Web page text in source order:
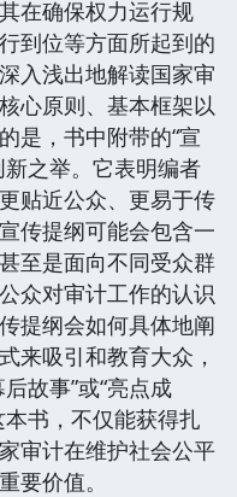
在确保权力运行规
到位等方面所起到的
入浅出地解读国家审
心原则、基本框架以
是，书中附带的“宣
之举。它表明编者
贴近公众、更易于传
传提纲可能会包含一
至是面向不同受众群
众对审计工作的认识
提纲会如何具体地阐
来吸引和教育大众，
故事”或“亮点成
书，不仅能获得扎
审计在维护社会公平
要价值。